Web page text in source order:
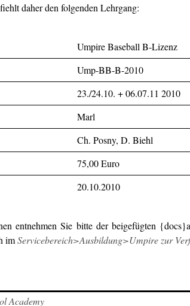
daher den folgenden Lehrgang:
Umpire Baseball B-Lizenz
Ump-BB-B-2010
23./24.10. + 06.07.11 2010
Marl
Ch. Posny, D. Biehl
75,00 Euro
20.10.2010
entnehmen Sie bitte der beigefügten
imServicebereich>Ausbildung>Umpire zur
Academy